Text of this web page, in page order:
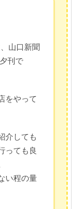
山口新聞
刊で
をやって
介しても
っても良
い程の量